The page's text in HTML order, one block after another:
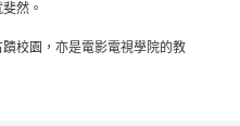
然。
校園，亦是電影電視學院的教